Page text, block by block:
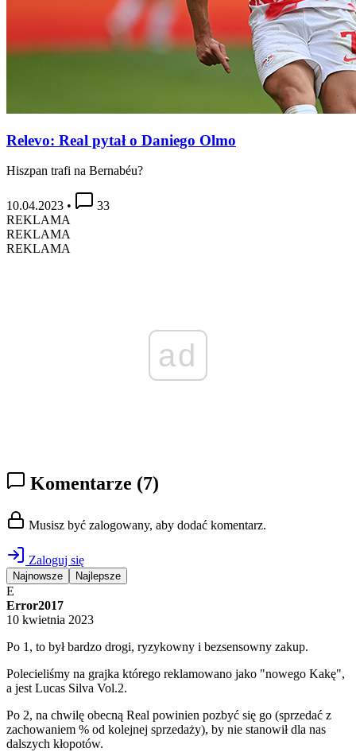
Relevo: Real pytał o Daniego Olmo
Hiszpan trafi na Bernabéu?
10.04.2023 •
33
REKLAMA
REKLAMA
REKLAMA
ad
Komentarze (7)
Musisz być zalogowany, aby dodać komentarz.
Zaloguj się
Najnowsze Najlepsze
E
Error2017
10 kwietnia 2023
Po 1, to był bardzo drogi, ryzykowny i bezsensowny zakup.
Polecieliśmy na grajka którego reklamowano jako "nowego Kakę",
a jest Lucas Silva Vol.2.
Po 2, na chwilę obecną Real powinien pozbyć się go (sprzedać z
zachowaniem % od kolejnej sprzedaży), by nie stanowił dla nas
dalszych kłopotów.